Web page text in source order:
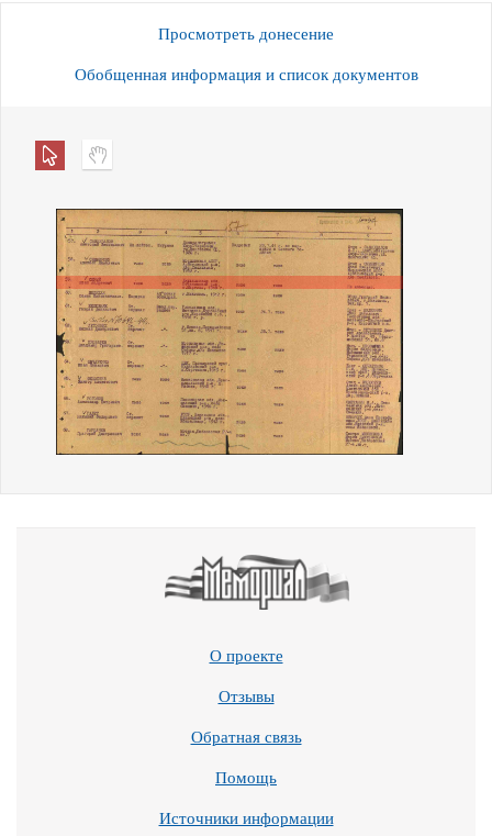
Просмотреть донесение
Обобщенная информация и список документов
О проекте
Отзывы
Обратная связь
Помощь
Источники информации